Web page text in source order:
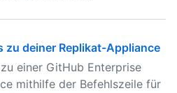
zu deiner Replikat-Appliance
einer GitHub Enterprise
mithilfe der Befehlszeile für